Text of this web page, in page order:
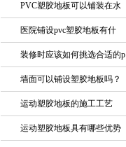
PVC塑胶地板可以铺装在水
医院铺设pvc塑胶地板有什
装修时应该如何挑选合适的p
墙面可以铺设塑胶地板吗？
运动塑胶地板的施工工艺
运动塑胶地板具有哪些优势